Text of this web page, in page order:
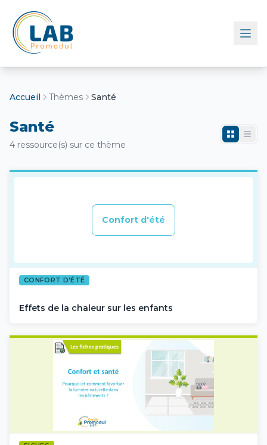
Retour à l'accueil
Accueil Thèmes Santé
Santé
4 ressource(s) sur ce thème
Confort d'été
CONFORT D'ÉTÉ
Effets de la chaleur sur les enfants